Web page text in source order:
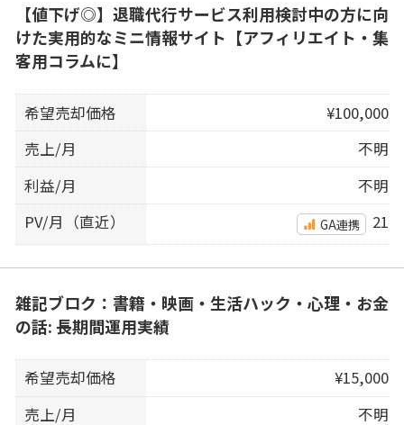
【値下げ◎】退職代行サービス利用検討中の方に向
けた実用的なミニ情報サイト【アフィリエイト・集
客用コラムに】
希望売却価格
¥100,000
売上/月
不明
利益/月
不明
PV/月（直近）
GA連携 21
雑記ブロク：書籍・映画・生活ハック・心理・お金
の話: 長期間運用実績
希望売却価格
¥15,000
売上/月
不明